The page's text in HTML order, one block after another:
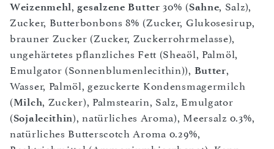
Weizenmehl, gesalzene Butter 30% (Sahne, Salz),
Zucker, Butterbonbons 8% (Zucker, Glukosesirup,
brauner Zucker (Zucker, Zuckerrohrmelasse),
ungehärtetes pflanzliches Fett (Sheaöl, Palmöl,
Emulgator (Sonnenblumenlecithin)), Butter,
Wasser, Palmöl, gezuckerte Kondensmagermilch
(Milch, Zucker), Palmstearin, Salz, Emulgator
(Sojalecithin), natürliches Aroma), Meersalz 0.3%,
natürliches Butterscotch Aroma 0.29%,